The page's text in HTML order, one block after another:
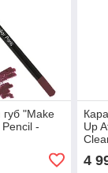
"Make
-
Up
4